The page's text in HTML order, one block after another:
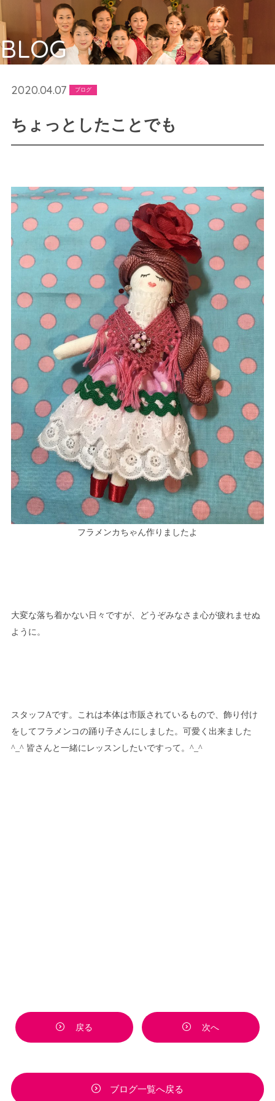
BLOG
2020.04.07 ブログ
ちょっとしたことでも
フラメンカちゃん作りましたよ
大変な落ち着かない日々ですが、どうぞみなさま心が疲れませぬ
ように。
スタッフAです。これは本体は市販されているもので、飾り付け
をしてフラメンコの踊り子さんにしました。可愛く出来ました
^_^ 皆さんと一緒にレッスンしたいですって。^_^
戻る 次へ
ブログ一覧へ戻る